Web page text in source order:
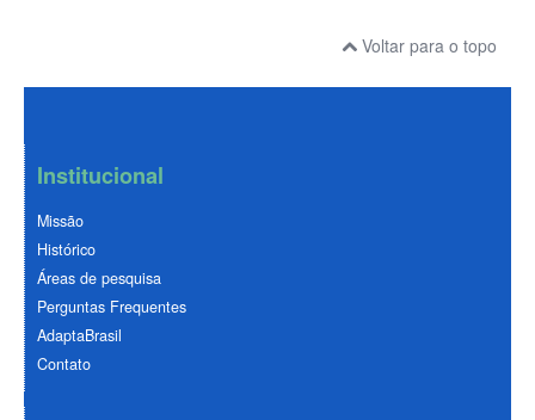
Voltar para o topo
Institucional
Missão
Histórico
Áreas de pesquisa
Perguntas Frequentes
AdaptaBrasil
Contato